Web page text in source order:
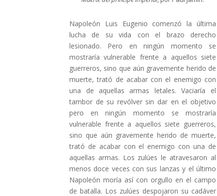
Napoleón Luis Eugenio comenzó la última
lucha de su vida con el brazo derecho
lesionado. Pero en ningún momento se
mostraría vulnerable frente a aquellos siete
guerreros, sino que aún gravemente herido de
muerte, trató de acabar con el enemigo con
una de aquellas armas letales. Vaciaría el
tambor de su revólver sin dar en el objetivo
pero en ningún momento se mostraría
vulnerable frente a aquellos siete guerreros,
sino que aún gravemente herido de muerte,
trató de acabar con el enemigo con una de
aquellas armas. Los zulúes le atravesaron al
menos doce veces con sus lanzas y el último
Napoleón moría así con orgullo en el campo
de batalla. Los zulúes despojaron su cadáver